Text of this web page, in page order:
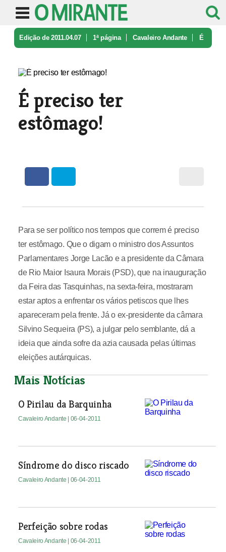
Edição de 2011.04.07 1ª página Cavaleiro Andante É
É preciso ter
estômago!
Para se ser político nos tempos que correm é preciso
ter estômago. Que o digam o ministro dos Assuntos
Parlamentares Jorge Lacão e a presidente da Câmara
de Rio Maior Isaura Morais (PSD), que na inauguração
da Feira das Tasquinhas, na sexta-feira, mostraram
estar aptos a enfrentar os vários petiscos que lhes
apareceram pela frente. Já o ex-presidente da câmara
Silvino Sequeira (PS), a julgar pelo semblante, dá a
ideia que ainda sofre da azia causada pelas últimas
eleições autárquicas.
Mais Notícias
O Pirilau da Barquinha
Cavaleiro Andante | 06-04-2011
Síndrome do disco riscado
Cavaleiro Andante | 06-04-2011
Perfeição sobre rodas
Cavaleiro Andante | 06-04-2011